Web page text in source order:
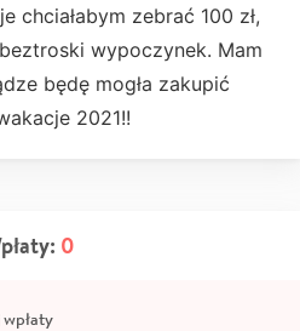
chciałabym zebrać 100 zł,
wypoczynek. Mam
będę mogła zakupić
2021!!
0